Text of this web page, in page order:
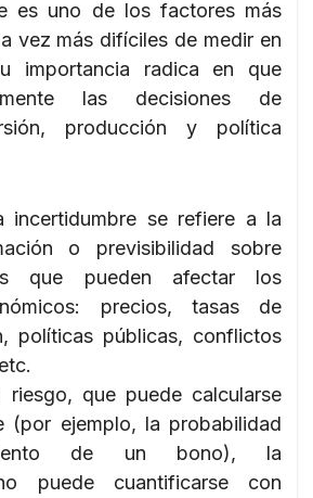
es uno de los factores más
vez más difíciles de medir en
importancia radica en que
las decisiones de
producción y política
incertidumbre se refiere a la
o previsibilidad sobre
que pueden afectar los
precios, tasas de
políticas públicas, conflictos
riesgo, que puede calcularse
(por ejemplo, la probabilidad
de un bono), la
puede cuantificarse con